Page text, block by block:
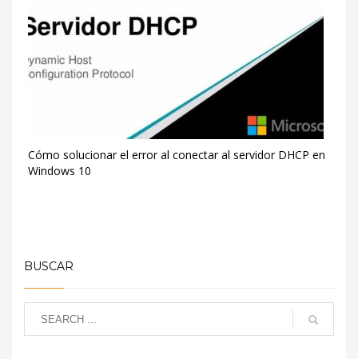
Cómo solucionar el error al conectar al servidor DHCP en
Windows 10
BUSCAR